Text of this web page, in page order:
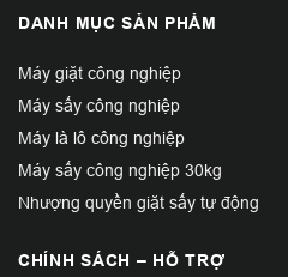
DANH MỤC SẢN PHẨM
Máy giặt công nghiệp
Máy sấy công nghiệp
Máy là lô công nghiệp
Máy sấy công nghiệp 30kg
Nhượng quyền giặt sấy tự động
CHÍNH SÁCH – HỖ TRỢ